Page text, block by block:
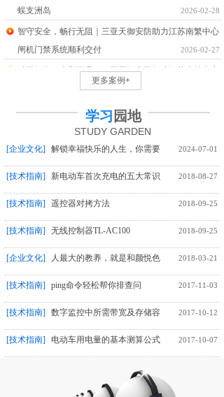
蜈支洲岛
2026-02-28
智守安全，畅行无阻｜三亚天御安防助力江苏南繁中心
闸机门禁系统顺利交付
2026-02-27
精工细作，声影不凡｜三亚天御安防打造江苏南繁中心
驭海而居，智联无界——三亚天御安防临海别墅WiFi系
更多案例+
STUDY GARDEN
学习 园地
[企业文化] 解锁幸福快乐的人生，你需要 2024-07-01
[技术指南] 新电动车首次充电的五大常识 2018-08-27
[技术指南] 遥控器对拷方法 2018-09-25
[技术指南] 无线控制器TL-AC100 2018-09-25
[企业文化] 人最大的教养，就是和颜悦色 2018-03-21
[技术指南] ping命令轻松帮你排查问 2017-11-03
[技术指南] 数字监控中所需带宽及存储容 2017-10-12
[技术指南] 电动车用电量的基本测算公式 2017-10-07